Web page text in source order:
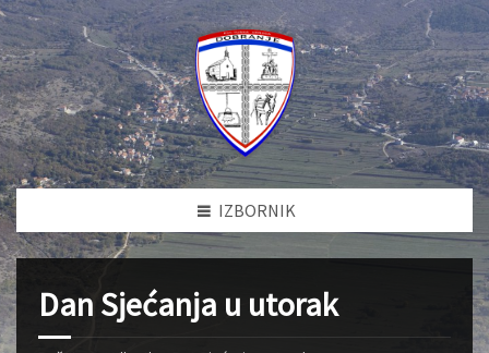
IZBORNIK
Dan Sjećanja u utorak